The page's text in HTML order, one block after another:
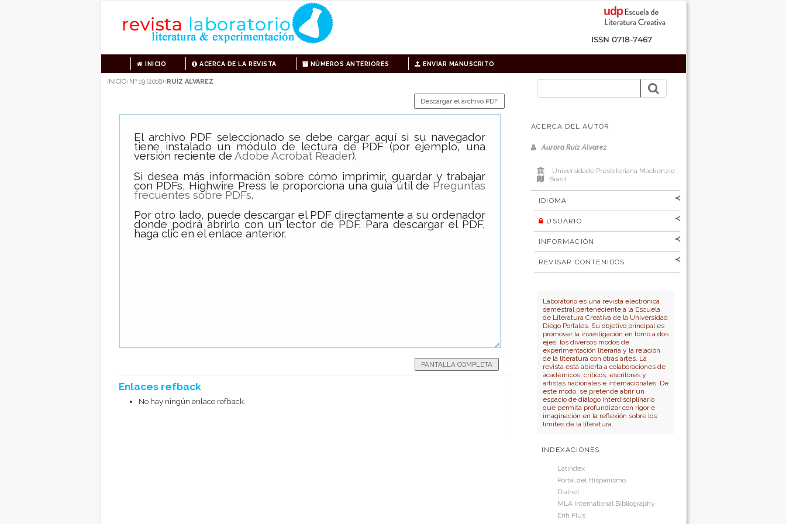
INICIO ACERCA DE LA REVISTA NÚMEROS ANTERIORES ENVIAR MANUSCRITO
ACERCA DEL AUTOR
Aurora Ruiz Alvarez
Universidade Presbiteriana Mackenzie
Brasil
IDIOMA
[Español
USUARIO
Nombre de
usuario
Contraseña
INFORMACIÓN
Para lectores/as
Para autores
REVISAR CONTENIDOS
Autor
Título
Laboratorio es una revista electrónica
semestral perteneciente a la Escuela
de Literatura Creativa de la Universidad
Diego Portales. Su objetivo principal es
promover la investigación en torno a dos
ejes: los diversos modos de
experimentación literaria y la relación
de la literatura con otras artes. La
revista está abierta a colaboraciones de
académicos, críticos, escritores y
artistas nacionales e internacionales. De
este modo, se pretende abrir un
espacio de diálogo interdisciplinario
que permita profundizar con rigor e
imaginación en la reflexión sobre los
límites de la literatura.
INDEXACIONES
Latindex
Portal del Hispanismo
Dialnet
MLA International Bibliography
Erih Plus
INICIO | Nº 19 (2018) | RUIZ ALVAREZ
Descargar el archivo PDF
El archivo PDF seleccionado se debe cargar aquí si su navegador
tiene instalado un módulo de lectura de PDF (por ejemplo, una
versión reciente de Adobe Acrobat Reader).
Si desea más información sobre cómo imprimir, guardar y trabajar
con PDFs, Highwire Press le proporciona una guía útil de Preguntas
frecuentes sobre PDFs.
Por otro lado, puede descargar el PDF directamente a su ordenador
donde podrá abrirlo con un lector de PDF. Para descargar el PDF,
haga clic en el enlace anterior.
PANTALLA COMPLETA
Enlaces refback
No hay ningún enlace refback.